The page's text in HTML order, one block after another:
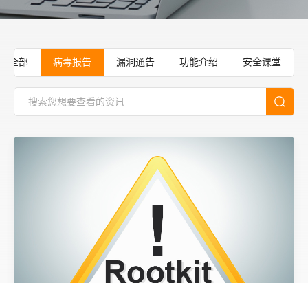
全部 病毒报告 漏洞通告 功能介绍 安全课堂